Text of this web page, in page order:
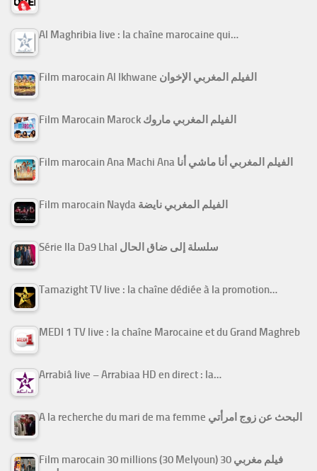
Al Maghribia live : la chaîne marocaine qui…
Film marocain Al Ikhwane الفيلم المغربي الإخوان
Film Marocain Marock الفيلم المغربي ماروك
Film marocain Ana Machi Ana الفيلم المغربي أنا ماشي أنا
Film marocain Nayda الفيلم المغربي نايضة
Série Ila Da9 Lhal سلسلة إلى ضاق الحال
Tamazight TV live : la chaîne dédiée à la promotion…
MEDI 1 TV live : la chaîne Marocaine et du Grand Maghreb
Arrabiâ live – Arrabiaa HD en direct : la…
A la recherche du mari de ma femme البحث عن زوج امرأتي
Film marocain 30 millions (30 Melyoun) فيلم مغربي 30